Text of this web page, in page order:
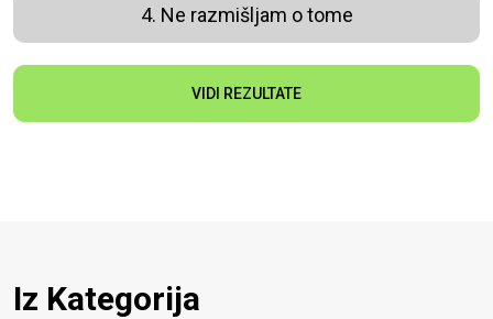
4. Ne razmišljam o tome
VIDI REZULTATE
Iz Kategorija